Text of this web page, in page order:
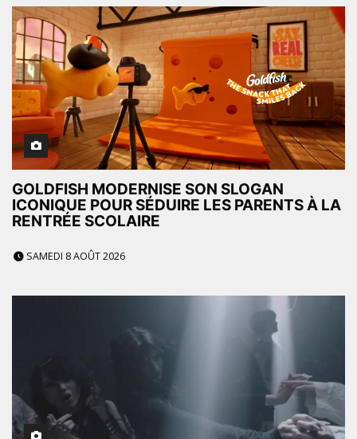
GOLDFISH MODERNISE SON SLOGAN
ICONIQUE POUR SÉDUIRE LES PARENTS À LA
RENTRÉE SCOLAIRE
SAMEDI 8 AOÛT 2026